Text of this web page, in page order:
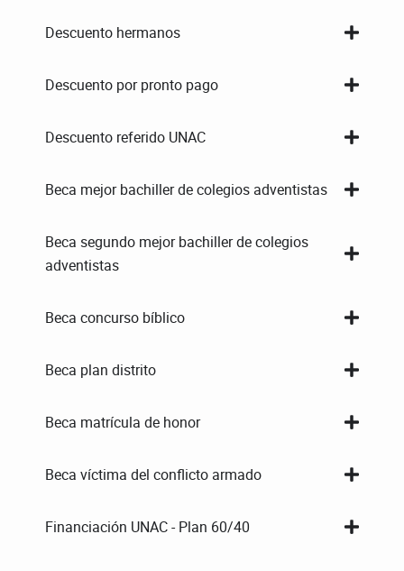
Descuento hermanos
Descuento por pronto pago
Descuento referido UNAC
Beca mejor bachiller de colegios adventistas
Beca segundo mejor bachiller de colegios
adventistas
Beca concurso bíblico
Beca plan distrito
Beca matrícula de honor
Beca víctima del conflicto armado
Financiación UNAC - Plan 60/40